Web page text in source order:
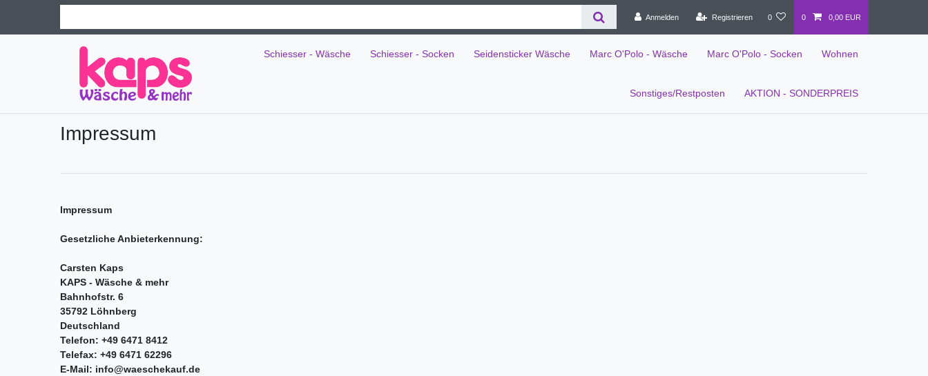
Anmelden Registrieren 0 0 0,00 EUR
Schiesser - Wäsche Schiesser - Socken Seidensticker Wäsche Marc O'Polo - Wäsche Marc O'Polo - Socken Wohnen
Sonstiges/Restposten AKTION - SONDERPREIS
Impressum
Impressum
Gesetzliche Anbieterkennung:
Carsten Kaps
KAPS - Wäsche & mehr
Bahnhofstr. 6
35792 Löhnberg
Deutschland
Telefon: +49 6471 8412
Telefax: +49 6471 62296
E-Mail: info@waeschekauf.de